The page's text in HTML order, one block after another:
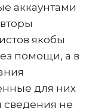
аккаунтами
якобы
помощи, а в
для них
сведения не